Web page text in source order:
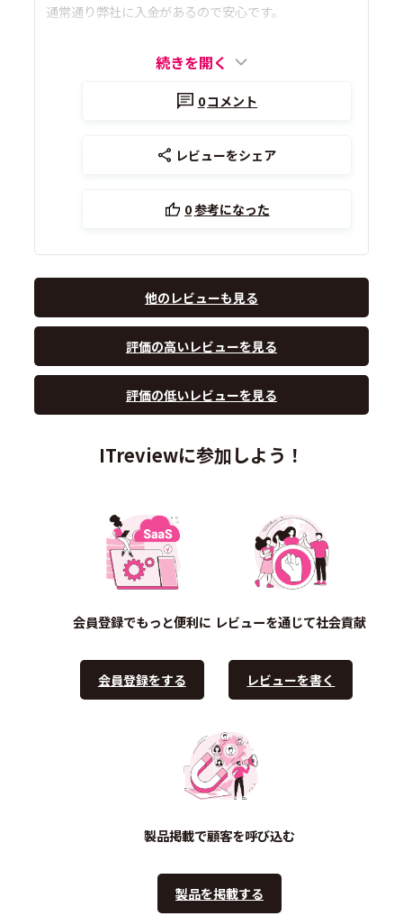
通常通り弊社に入金があるので安心です。
続きを開く
0コメント
レビューをシェア
0参考になった
他のレビューも見る
評価の高いレビューを見る
評価の低いレビューを見る
ITreviewに参加しよう！
会員登録でもっと便利に
会員登録をする
レビューを通じて社会貢献
レビューを書く
製品掲載で顧客を呼び込む
製品を掲載する